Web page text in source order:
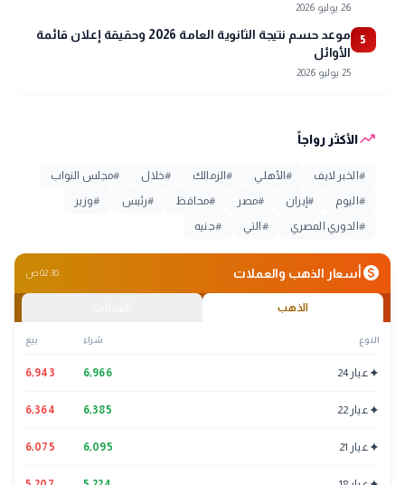
26 يوليو 2026
5
موعد حسم نتيجة الثانوية العامة 2026 وحقيقة إعلان قائمة
الأوائل
25 يوليو 2026
trending_upالأكثر رواجاً
#الخبر لايف #الأهلي #الزمالك #خلال #مجلس النواب
#اليوم #إيران #مصر #محافظ #رئيس #وزير
#الدوري المصري #التي #جنيه
monetization_onأسعار الذهب والعملات 02:30 ص
الذهب
النوع شراء بيع
✦ عيار 24 6,966
6,943
✦ عيار 22 6,385
6,364
✦ عيار 21 6,095
6,075